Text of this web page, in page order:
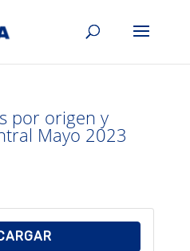
por origen y
Mayo 2023